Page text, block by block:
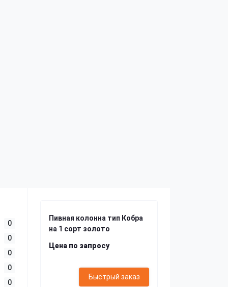
0
0
0
0
0
Пивная колонна тип Кобра
на 1 сорт золото
Цена по запросу
Быстрый заказ